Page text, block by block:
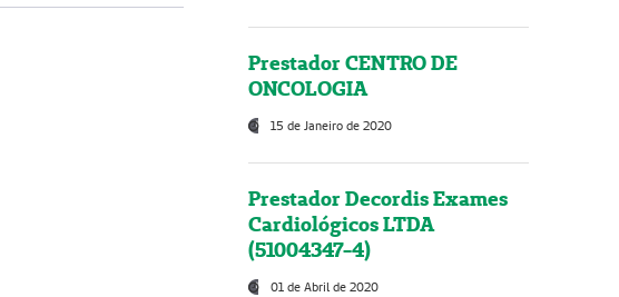
Prestador CENTRO DE
ONCOLOGIA
15 de Janeiro de 2020
Prestador Decordis Exames
Cardiológicos LTDA
(51004347-4)
01 de Abril de 2020